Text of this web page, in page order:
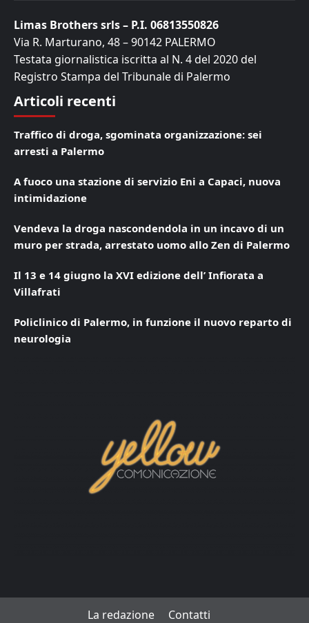
Limas Brothers srls – P.I. 06813550826
Via R. Marturano, 48 – 90142 PALERMO
Testata giornalistica iscritta al N. 4 del 2020 del
Registro Stampa del Tribunale di Palermo
Articoli recenti
Traffico di droga, sgominata organizzazione: sei
arresti a Palermo
A fuoco una stazione di servizio Eni a Capaci, nuova
intimidazione
Vendeva la droga nascondendola in un incavo di un
muro per strada, arrestato uomo allo Zen di Palermo
Il 13 e 14 giugno la XVI edizione dell’ Infiorata a
Villafrati
Policlinico di Palermo, in funzione il nuovo reparto di
neurologia
La redazione Contatti